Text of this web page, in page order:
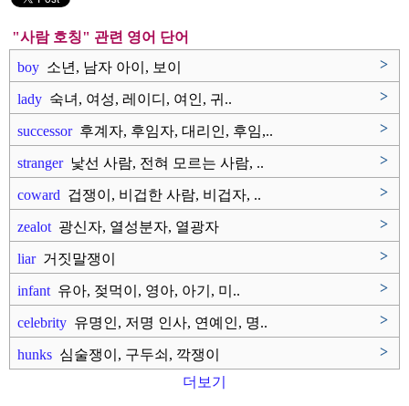
"사람 호칭" 관련 영어 단어
boy 소년, 남자 아이, 보이 >
lady 숙녀, 여성, 레이디, 여인, 귀.. >
successor후계자, 후임자, 대리인, 후임,.. >
stranger낯선 사람, 전혀 모르는 사람, .. >
coward 겁쟁이, 비겁한 사람, 비겁자, .. >
zealot 광신자, 열성분자, 열광자 >
liar거짓말쟁이 >
infant 유아, 젖먹이, 영아, 아기, 미.. >
celebrity 유명인, 저명 인사, 연예인, 명.. >
hunks 심술쟁이, 구두쇠, 깍쟁이
>
더보기